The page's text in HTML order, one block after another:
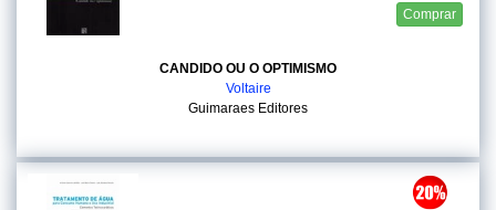
Comprar
CANDIDO OU O OPTIMISMO
Voltaire
Guimaraes Editores